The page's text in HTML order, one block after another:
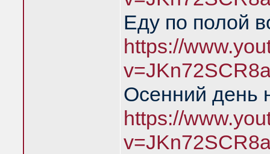
Еду по полой
https://
Осенний день
https://